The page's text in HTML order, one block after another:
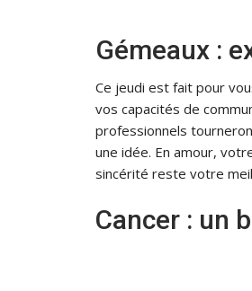
Gémeaux :
Ce jeudi est fait pour
vos capacités de
professionnels
une idée. En amour,
sincérité reste votre
Cancer : un